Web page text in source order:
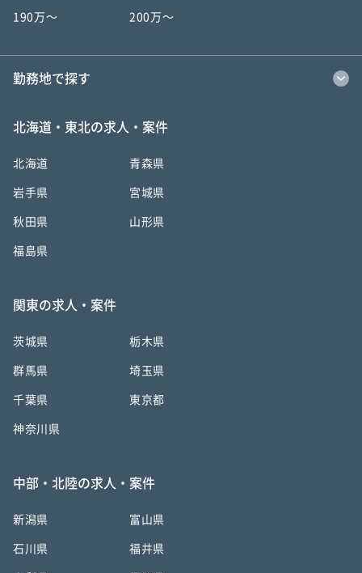
190万〜 200万〜
勤務地で探す
北海道・東北の求人・案件
北海道 青森県
岩手県 宮城県
秋田県 山形県
福島県
関東の求人・案件
茨城県 栃木県
群馬県 埼玉県
千葉県 東京都
神奈川県
中部・北陸の求人・案件
新潟県 富山県
石川県 福井県